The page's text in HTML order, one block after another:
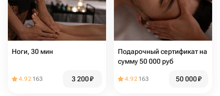
Ноги, 30 мин
4.92 163 3 200₽
Подарочный сертификат на
сумму 50 000 руб
4.92 163 50 000₽